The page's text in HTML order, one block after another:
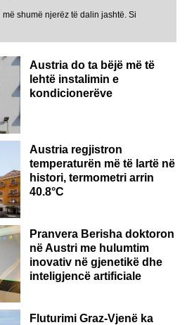
shumë njerëz të dalin jashtë. Si
Austria do ta bëjë më të
lehtë instalimin e
kondicionerëve
Austria regjistron
temperaturën më të lartë në
histori, termometri arrin
40.8°C
Pranvera Berisha doktoron
në Austri me hulumtim
inovativ në gjenetikë dhe
inteligjencë artificiale
Fluturimi Graz-Vjenë ka